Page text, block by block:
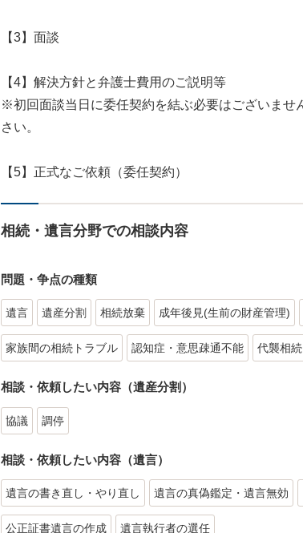
【3】面談
【4】解決方針と弁護士費用のご説明等
※初回面談当日に委任契約を結ぶ必要はございませ
さい。
【5】正式なご依頼（委任契約）
相続・遺言分野での相談内容
問題・争点の種類
遺言 遺産分割 相続放棄 成年後見(生前の財産管理)
家族間の相続トラブル 認知症・意思疎通不能 代襲相続
相談・依頼したい内容（遺産分割）
協議 調停
相談・依頼したい内容（遺言）
遺言の書き直し・やり直し 遺言の真偽鑑定・遺言無効
公正証書遺言の作成 遺言執行者の選任